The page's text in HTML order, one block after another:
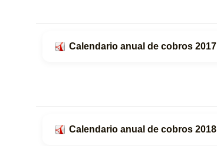
Calendario anual de cobros 2017
Calendario anual de cobros 2018